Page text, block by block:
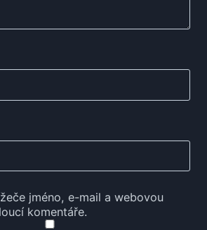
jméno, e-mail a webovou
komentáře.